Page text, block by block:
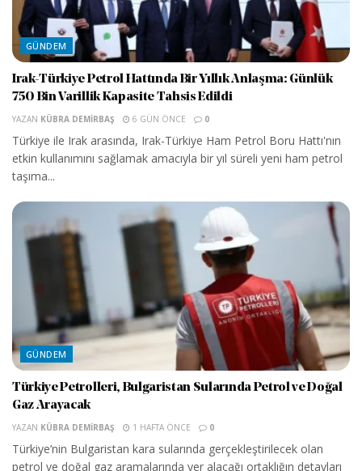
GÜNDEM
Irak-Türkiye Petrol Hattında Bir Yıllık Anlaşma: Günlük
750 Bin Varillik Kapasite Tahsis Edildi
YAZAN KÜBRA DEMIRBAŞ 6 GÜN ÖNCE 0
Türkiye ile Irak arasında, Irak-Türkiye Ham Petrol Boru Hattı'nın
etkin kullanımını sağlamak amacıyla bir yıl süreli yeni ham petrol
taşıma...
GÜNDEM
Türkiye Petrolleri, Bulgaristan Sularında Petrol ve Doğal
Gaz Arayacak
YAZAN KÜBRA DEMIRBAŞ 1 HAFTA ÖNCE 0
Türkiye’nin Bulgaristan kara sularında gerçekleştirilecek olan
petrol ve doğal gaz aramalarında yer alacağı ortaklığın detayları